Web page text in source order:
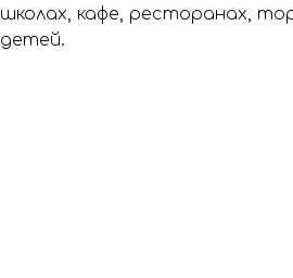
школах, кафе, ресторанах,
детей.